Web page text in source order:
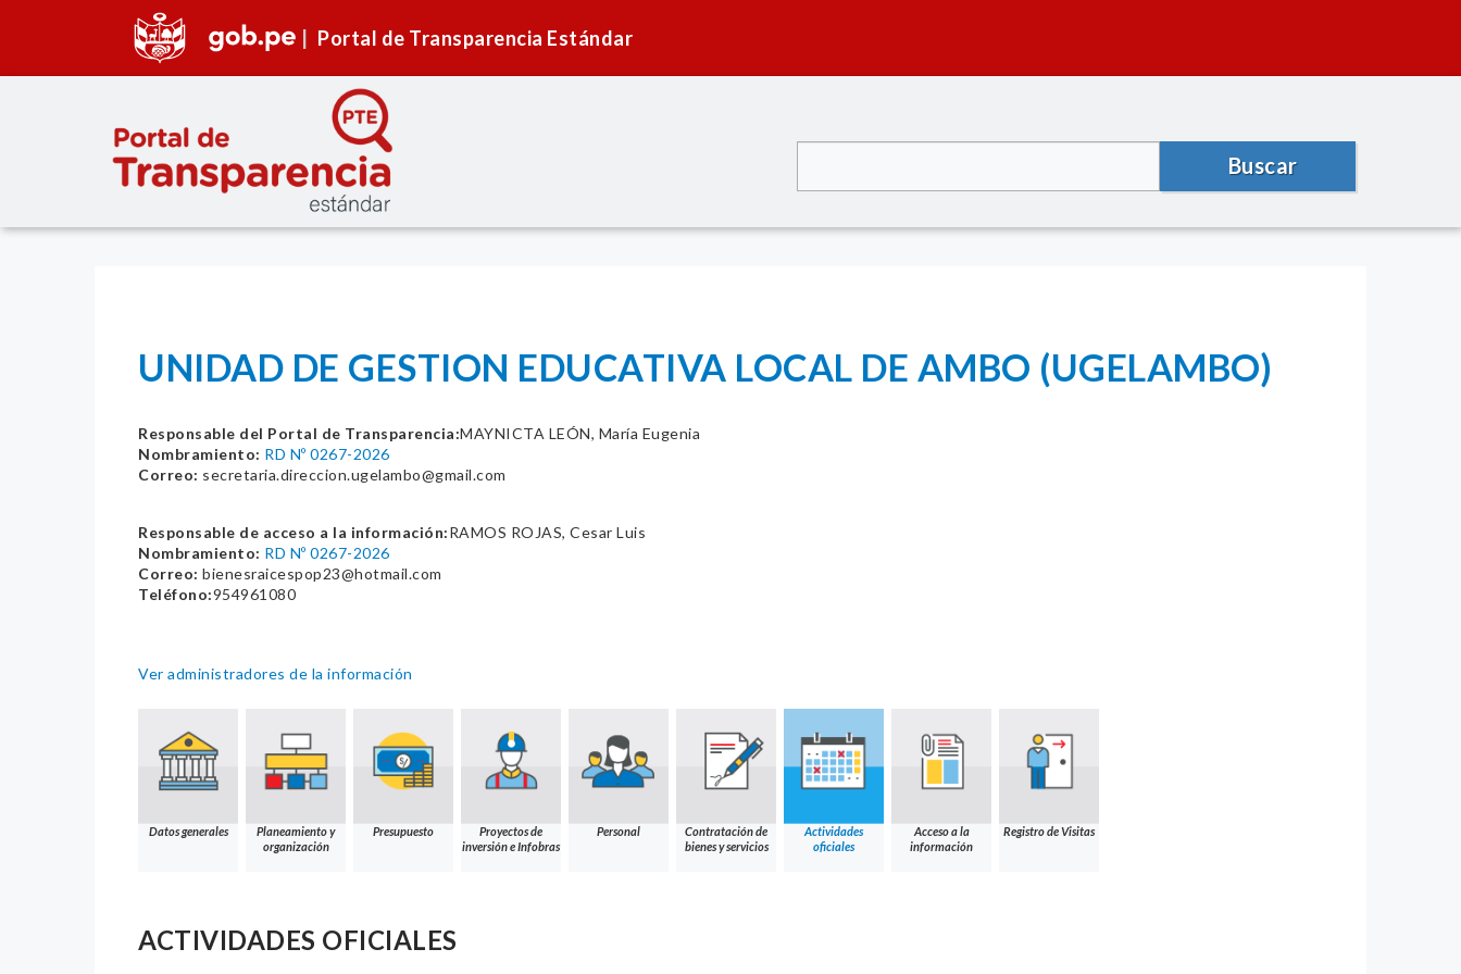
Portal de Transparencia Estándar
Buscar
UNIDAD DE GESTION EDUCATIVA LOCAL DE AMBO (UGELAMBO)
Responsable del Portal de Transparencia:MAYNICTA LEÓN, María Eugenia
Nombramiento: RD Nº 0267-2026
Correo: secretaria.direccion.ugelambo@gmail.com
Responsable de acceso a la información:RAMOS ROJAS, Cesar Luis
Nombramiento: RD Nº 0267-2026
Correo: bienesraicespop23@hotmail.com
Teléfono:954961080
Ver administradores de la información
Datos generales
Planeamiento y
organización
Presupuesto
Proyectos de
inversión e Infobras
Personal
Contratación de
bienes y servicios
Actividades
oficiales
Acceso a la
información
Registro de Visitas
ACTIVIDADES OFICIALES